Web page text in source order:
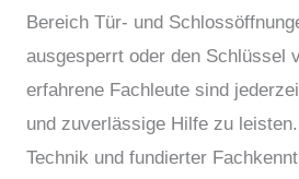
Bereich Tür- und
ausgesperrt oder den Schlüssel
erfahrene Fachleute sind
und zuverlässige Hilfe zu
Technik und fundierter